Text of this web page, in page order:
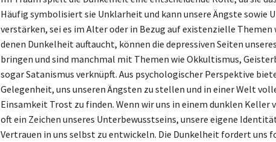
Häufig symbolisiert sie Unklarheit und kann unsere Ängste sowie
verstärken, sei es im Alter oder in Bezug auf existenzielle Themen
denen Dunkelheit auftaucht, können die depressiven Seiten
bringen und sind manchmal mit Themen wie Okkultismus,
sogar Satanismus verknüpft. Aus psychologischer Perspektive
Gelegenheit, uns unseren Ängsten zu stellen und in einer Welt
Einsamkeit Trost zu finden. Wenn wir uns in einem dunklen Keller
oft ein Zeichen unseres Unterbewusstseins, unsere eigene
Vertrauen in uns selbst zu entwickeln. Die Dunkelheit fordert uns